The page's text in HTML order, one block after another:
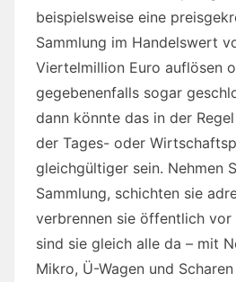
beispielsweise eine
Sammlung im Handelswert
Viertelmillion Euro auflösen
gegebenenfalls sogar
dann könnte das in der
der Tages- oder
gleichgültiger sein. Nehmen
Sammlung, schichten sie
verbrennen sie öffentlich vor
sind sie gleich alle da – mit
Mikro, Ü-Wagen und